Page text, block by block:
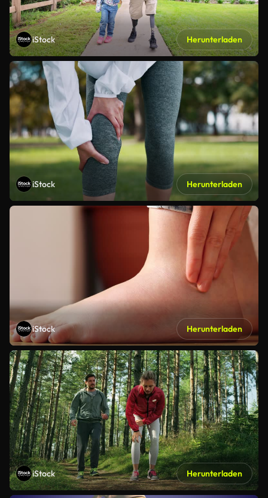
iStock Herunterladen
iStock Herunterladen
iStock Herunterladen
iStock Herunterladen